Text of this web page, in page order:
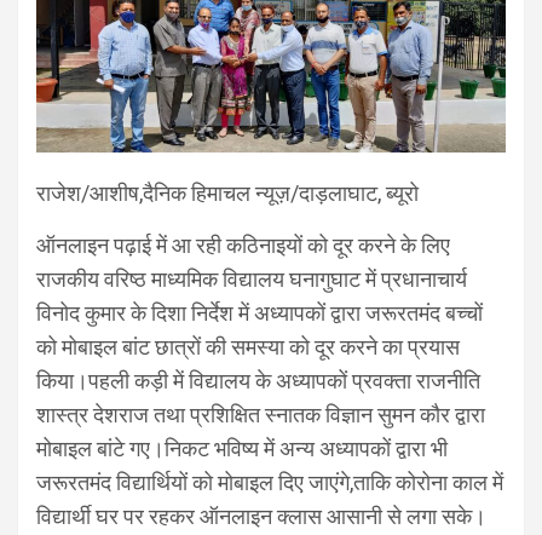
राजेश/आशीष,दैनिक हिमाचल न्यूज़/दाड़लाघाट, ब्यूरो
ऑनलाइन पढ़ाई में आ रही कठिनाइयों को दूर करने के लिए
राजकीय वरिष्ठ माध्यमिक विद्यालय घनागुघाट में प्रधानाचार्य
विनोद कुमार के दिशा निर्देश में अध्यापकों द्वारा जरूरतमंद बच्चों
को मोबाइल बांट छात्रों की समस्या को दूर करने का प्रयास
किया।पहली कड़ी में विद्यालय के अध्यापकों प्रवक्ता राजनीति
शास्त्र देशराज तथा प्रशिक्षित स्नातक विज्ञान सुमन कौर द्वारा
मोबाइल बांटे गए।निकट भविष्य में अन्य अध्यापकों द्वारा भी
जरूरतमंद विद्यार्थियों को मोबाइल दिए जाएंगे,ताकि कोरोना काल में
विद्यार्थी घर पर रहकर ऑनलाइन क्लास आसानी से लगा सके।